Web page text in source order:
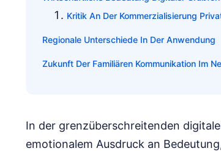
Kritik An Der Kommerzialisierung
Regionale Unterschiede In Der Anwendung
Zukunft Der Familiären Kommunikation Im
In der grenzüberschreitenden
emotionalem Ausdruck an